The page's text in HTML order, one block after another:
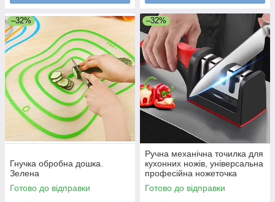
–32%
Гнучка обробна дошка.
Зелена
Готово до відправки
–32%
Ручна механічна точилка для
кухонних ножів, універсальна
професійна ножеточка
Готово до відправки